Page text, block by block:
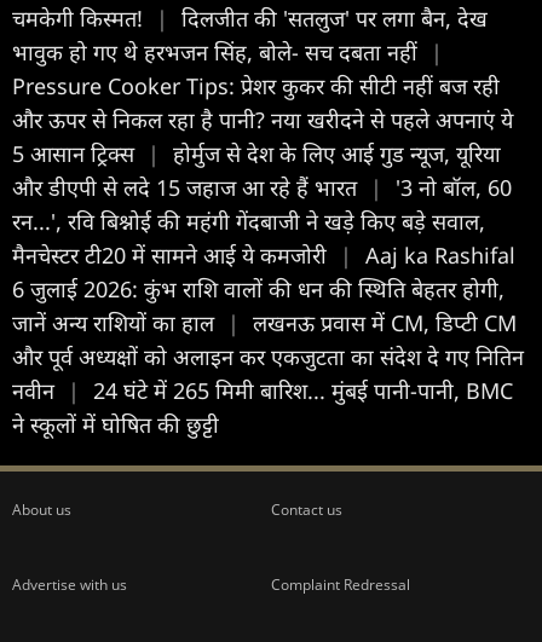
चमकेगी किस्मत!
|
दिलजीत की 'सतलुज' पर लगा बैन, देख
भावुक हो गए थे हरभजन सिंह, बोले- सच दबता नहीं
|
Pressure Cooker Tips: प्रेशर कुकर की सीटी नहीं बज रही
और ऊपर से निकल रहा है पानी? नया खरीदने से पहले अपनाएं ये
5 आसान ट्रिक्स |
होर्मुज से देश के लिए आई गुड न्यूज, यूरिया
और डीएपी से लदे 15 जहाज आ रहे हैं भारत |
'3 नो बॉल, 60
रन...', रवि बिश्नोई की महंगी गेंदबाजी ने खड़े किए बड़े सवाल,
मैनचेस्टर टी20 में सामने आई ये कमजोरी
|
Aaj ka Rashifal
6 जुलाई 2026: कुंभ राशि वालों की धन की स्थिति बेहतर होगी,
जानें अन्य राशियों का हाल |
लखनऊ प्रवास में CM, डिप्टी CM
और पूर्व अध्यक्षों को अलाइन कर एकजुटता का संदेश दे गए नितिन
नवीन |
24 घंटे में 265 मिमी बारिश... मुंबई पानी-पानी, BMC
ने स्कूलों में घोषित की छुट्टी
About us Contact us
Advertise with us Complaint Redressal